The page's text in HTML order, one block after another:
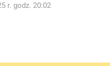
r. godz. 20:02